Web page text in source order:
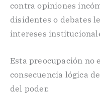
contra opiniones
disidentes o debates
intereses
Esta preocupación no
consecuencia lógica
del poder.